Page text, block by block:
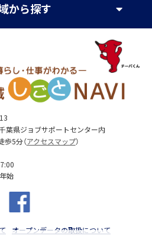
から探す
葉県ジョブサポートセンター内
歩5分（アクセスマップ）
始
オープンデータの取扱について